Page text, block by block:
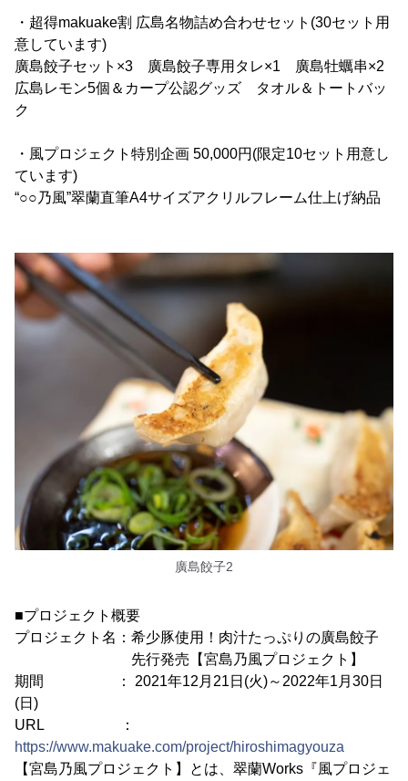
・超得makuake割 広島名物詰め合わせセット(30セット用
意しています)
廣島餃子セット×3 廣島餃子専用タレ×1 廣島牡蠣串×2
広島レモン5個＆カープ公認グッズ タオル＆トートバッ
ク
・風プロジェクト特別企画 50,000円(限定10セット用意し
ています)
“○○乃風”翠蘭直筆A4サイズアクリルフレーム仕上げ納品
廣島餃子2
■プロジェクト概要
プロジェクト名：希少豚使用！肉汁たっぷりの廣島餃子
先行発売【宮島乃風プロジェクト】
期間 ： 2021年12月21日(火)～2022年1月30日
(日)
URL ：
https://www.makuake.com/project/hiroshimagyouza
【宮島乃風プロジェクト】とは、翠蘭Works『風プロジェ